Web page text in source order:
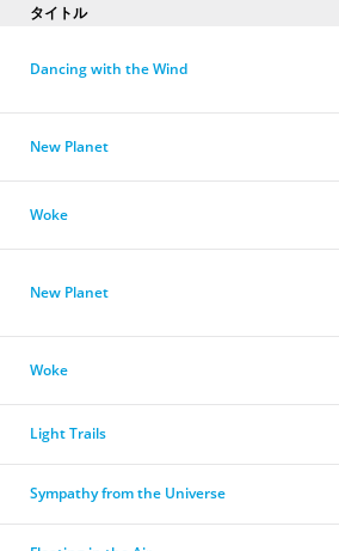
タイトル
Dancing with the Wind
New Planet
Woke
New Planet
Woke
Light Trails
Sympathy from the Universe